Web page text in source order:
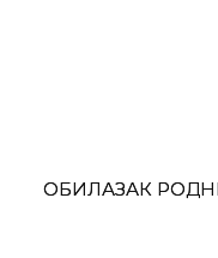
ОБИЛАЗАК